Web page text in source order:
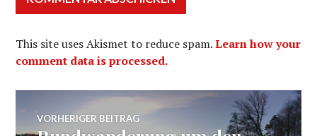
This site uses Akismet to reduce spam.Learn how your
comment data is processed.
Beitragsnavigation
VORHERIGER BEITRAG
Vorheriger